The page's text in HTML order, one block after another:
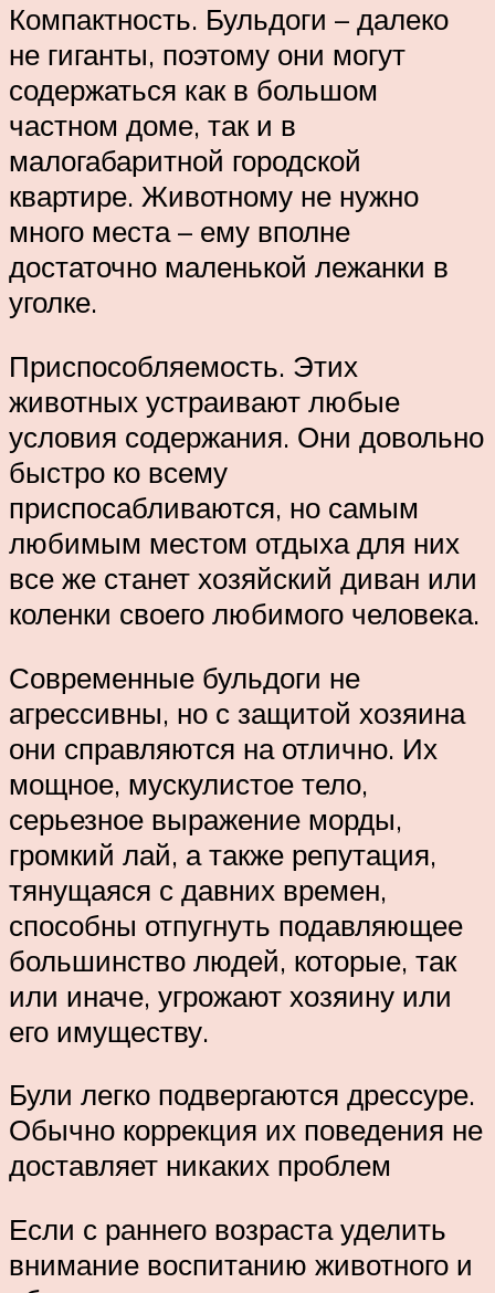
Компактность. Бульдоги – далеко
не гиганты, поэтому они могут
содержаться как в большом
частном доме, так и в
малогабаритной городской
квартире. Животному не нужно
много места – ему вполне
достаточно маленькой лежанки в
уголке.
Приспособляемость. Этих
животных устраивают любые
условия содержания. Они довольно
быстро ко всему
приспосабливаются, но самым
любимым местом отдыха для них
все же станет хозяйский диван или
коленки своего любимого человека.
Современные бульдоги не
агрессивны, но с защитой хозяина
они справляются на отлично. Их
мощное, мускулистое тело,
серьезное выражение морды,
громкий лай, а также репутация,
тянущаяся с давних времен,
способны отпугнуть подавляющее
большинство людей, которые, так
или иначе, угрожают хозяину или
его имуществу.
Були легко подвергаются дрессуре.
Обычно коррекция их поведения не
доставляет никаких проблем
Если с раннего возраста уделить
внимание воспитанию животного и